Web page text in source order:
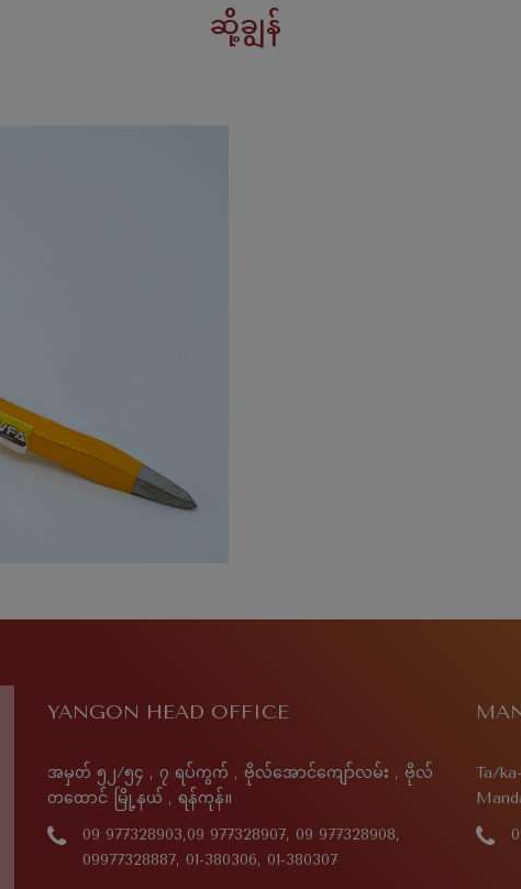
ဆို့ချွန်
YANGON HEAD OFFICE
အမှတ် ၅၂/၅၄ , ၇ ရပ်ကွက် , ဗိုလ်အောင်ကျော်လမ်း , ဗိုလ်
တထောင် မြို့နယ် , ရန်ကုန်။
09 977328903,09 977328907, 09 977328908,
09977328887, 01-380306, 01-380307
Ta/